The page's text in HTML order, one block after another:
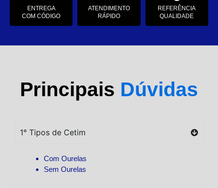
ENTREGA
COM CÓDIGO
ATENDIMENTO
RÁPIDO
REFERÊNCIA
QUALIDADE
Principais Dúvidas
1° Tipos de Cetim
Com Ourelas
Sem Ourelas